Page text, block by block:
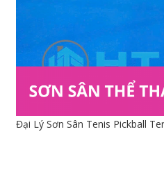
Đại Lý Sơn Sân Tenis Pickball